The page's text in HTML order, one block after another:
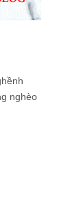
nghèo